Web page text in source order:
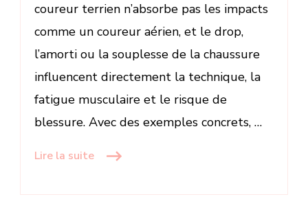
coureur terrien n’absorbe pas les impacts
comme un coureur aérien, et le drop,
l’amorti ou la souplesse de la chaussure
influencent directement la technique, la
fatigue musculaire et le risque de
blessure. Avec des exemples concrets, …
Lire la suite